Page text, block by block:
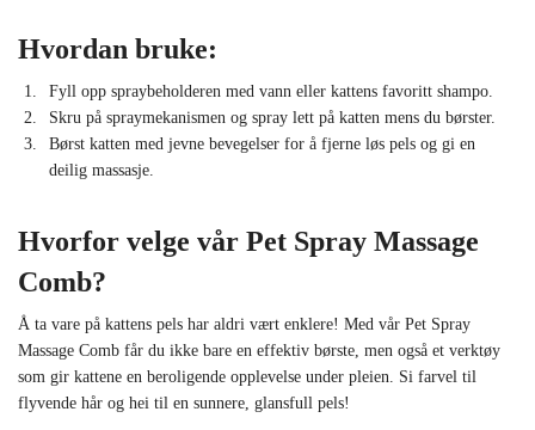
Hvordan bruke:
Fyll opp spraybeholderen med vann eller kattens favoritt shampo.
Skru på spraymekanismen og spray lett på katten mens du børster.
Børst katten med jevne bevegelser for å fjerne løs pels og gi en
deilig massasje.
Hvorfor velge vår Pet Spray Massage
Comb?
Å ta vare på kattens pels har aldri vært enklere! Med vår Pet Spray
Massage Comb får du ikke bare en effektiv børste, men også et verktøy
som gir kattene en beroligende opplevelse under pleien. Si farvel til
flyvende hår og hei til en sunnere, glansfull pels!